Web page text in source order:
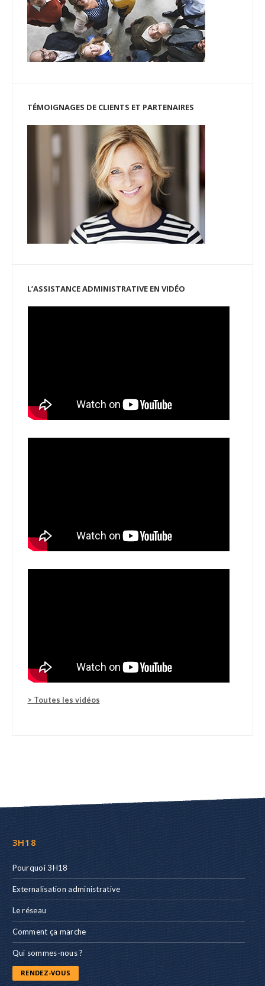
TÉMOIGNAGES DE CLIENTS ET PARTENAIRES
L’ASSISTANCE ADMINISTRATIVE EN VIDÉO
> Toutes les vidéos
3H18
Pourquoi 3H18
Externalisation administrative
Le réseau
Comment ça marche
Qui sommes-nous ?
RENDEZ-VOUS